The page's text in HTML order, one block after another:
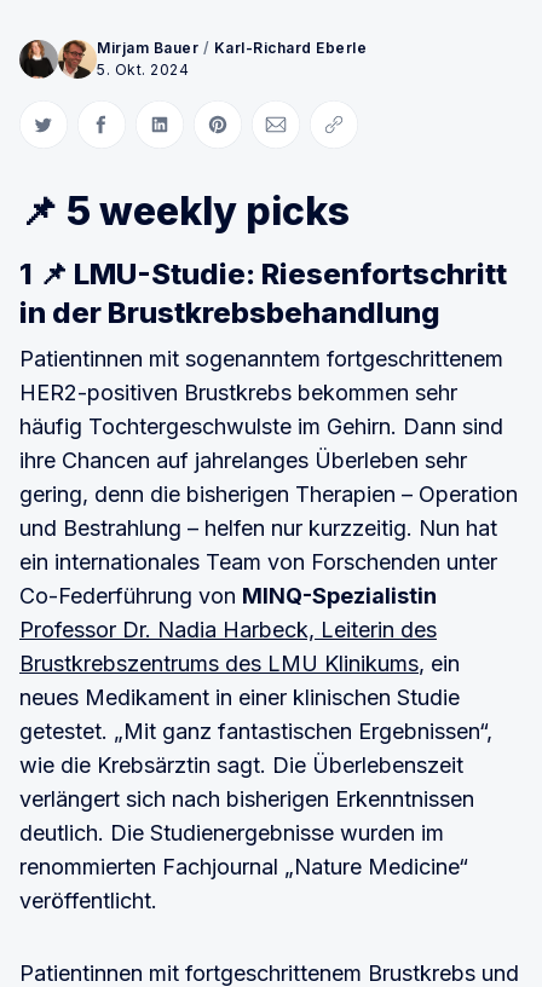
Mirjam Bauer / Karl-Richard Eberle
5. Okt. 2024
Auf Twitter teilen
Auf Facebook teilen
Auf LinkedIn teilen
Auf Pinterest teilen
Per E-Mail teilen
Link kopieren
📌 5 weekly picks
1 📌 LMU-Studie: Riesenfortschritt
in der Brustkrebsbehandlung
Patientinnen mit sogenanntem fortgeschrittenem
HER2-positiven Brustkrebs bekommen sehr
häufig Tochtergeschwulste im Gehirn. Dann sind
ihre Chancen auf jahrelanges Überleben sehr
gering, denn die bisherigen Therapien – Operation
und Bestrahlung – helfen nur kurzzeitig. Nun hat
ein internationales Team von Forschenden unter
Co-Federführung von MINQ-Spezialistin
Professor Dr. Nadia Harbeck, Leiterin des
Brustkrebszentrums des LMU Klinikums, ein
neues Medikament in einer klinischen Studie
getestet. „Mit ganz fantastischen Ergebnissen“,
wie die Krebsärztin sagt. Die Überlebenszeit
verlängert sich nach bisherigen Erkenntnissen
deutlich. Die Studienergebnisse wurden im
renommierten Fachjournal „Nature Medicine“
veröffentlicht.
Patientinnen mit fortgeschrittenem Brustkrebs und